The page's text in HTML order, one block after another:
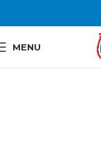
MENU